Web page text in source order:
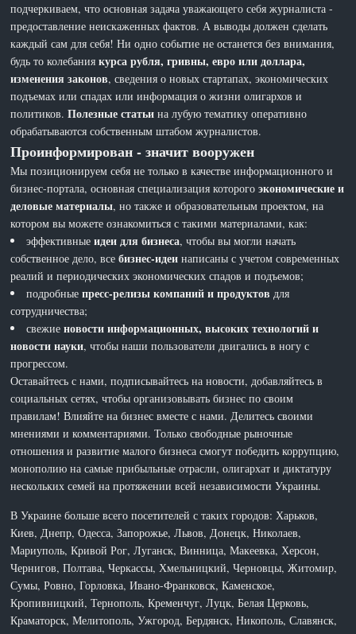
подчеркиваем, что основная задача уважающего себя журналиста -
предоставление неискаженных фактов. А выводы должен сделать
каждый сам для себя! Ни одно событие не останется без внимания,
будь то колебаниякурса рубля, гривны, евро или доллара,
изменения законов, сведения о новых стартапах, экономических
подъемах или спадах или информация о жизни олигархов и
политиков.Полезные статьи на лубую тематику оперативно
обрабатываются собственным штабом журналистов.
Проинформирован - значит вооружен
Мы позиционируем себя не только в качестве информационного и
бизнес-портала, основная специализация которогоэкономические и
деловые материалы, но также и образовательным проектом, на
котором вы можете ознакомиться с такими материалами, как:
эффективныеидеи для бизнеса, чтобы вы могли начать
собственное дело, всебизнес-идеи написаны с учетом современных
реалий и периодических экономических спадов и подъемов;
подробныепресс-релизы компаний и продуктов для
сотрудничества;
свежиеновости информационных, высоких технологий и
новости науки, чтобы наши пользователи двигались в ногу с
прогрессом.
Оставайтесь с нами, подписывайтесь на новости, добавляйтесь в
социальных сетях, чтобы организовывать бизнес по своим
правилам! Влияйте на бизнес вместе с нами. Делитесь своими
мнениями и комментариями. Только свободные рыночные
отношения и развитие малого бизнеса смогут победить коррупцию,
монополию на самые прибыльные отрасли, олигархат и диктатуру
нескольких семей на протяжении всей независимости Украины.
В Украине больше всего посетителей с таких городов: Харьков,
Киев, Днепр, Одесса, Запорожье, Львов, Донецк, Николаев,
Мариуполь, Кривой Рог, Луганск, Винница, Макеевка, Херсон,
Чернигов, Полтава, Черкассы, Хмельницкий, Черновцы, Житомир,
Сумы, Ровно, Горловка, Ивано-Франковск, Каменское,
Кропивницкий, Тернополь, Кременчуг, Луцк, Белая Церковь,
Краматорск, Мелитополь, Ужгород, Бердянск, Никополь, Славянск,